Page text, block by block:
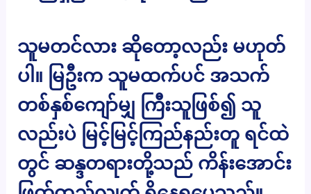
သူမတင်လား ဆိုတော့လည်း မဟုတ်
ပါ။ မြဦးက သူမထက်ပင် အသက်
တစ်နှစ်ကျော်မျှ ကြီးသူဖြစ်၍ သူ
လည်းပဲ မြင့်မြင့်ကြည်နည်းတူ ရင်ထဲ
တွင် ဆန္ဒတရားတို့သည် ကိန်းအောင်း